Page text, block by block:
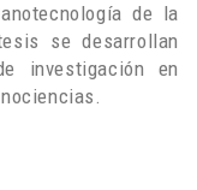
de la
se desarrollan
investigación en